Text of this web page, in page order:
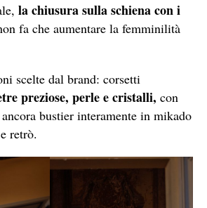
la chiusura sulla schienacon i
fa che aumentare la femminilità
scelte dal brand: corsetti
preziose, perle e cristalli, con
bustier interamente in mikado
retrò.